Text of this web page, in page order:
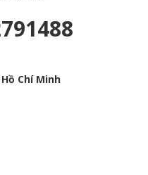
Chí Minh